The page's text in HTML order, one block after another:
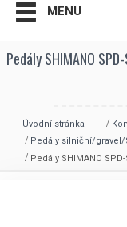
MENU
Pedály SHIMANO
Úvodní stránka
Pedály silniční/gravel/
Pedály SHIMANO